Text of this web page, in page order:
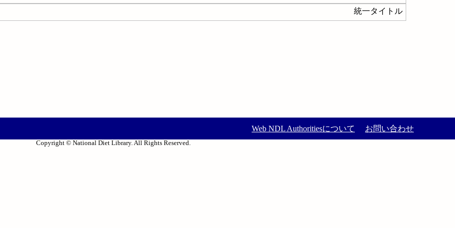
統一タイトル
Web NDL Authoritiesについて お問い合わせ
Copyright © National Diet Library. All Rights Reserved.